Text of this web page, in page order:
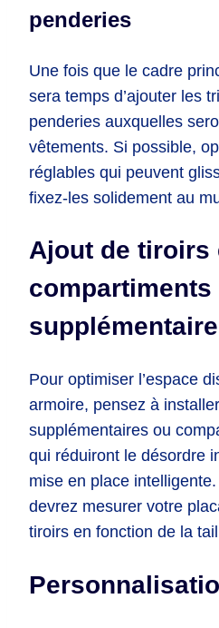
penderies
Une fois que le cadre
sera temps d’ajouter les
penderies auxquelles
vêtements. Si possible,
réglables qui peuvent
fixez-les solidement au
Ajout de tiroirs
compartiments
Pour optimiser l’espace
armoire, pensez à
supplémentaires ou
qui réduiront le désordre
mise en place
devrez mesurer votre
tiroirs en fonction de la